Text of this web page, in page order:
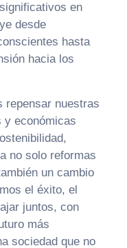
en
desde
hasta
hacia los
repensar nuestras
económicas
no solo reformas
un cambio
el éxito, el
juntos, con
más
sociedad que no